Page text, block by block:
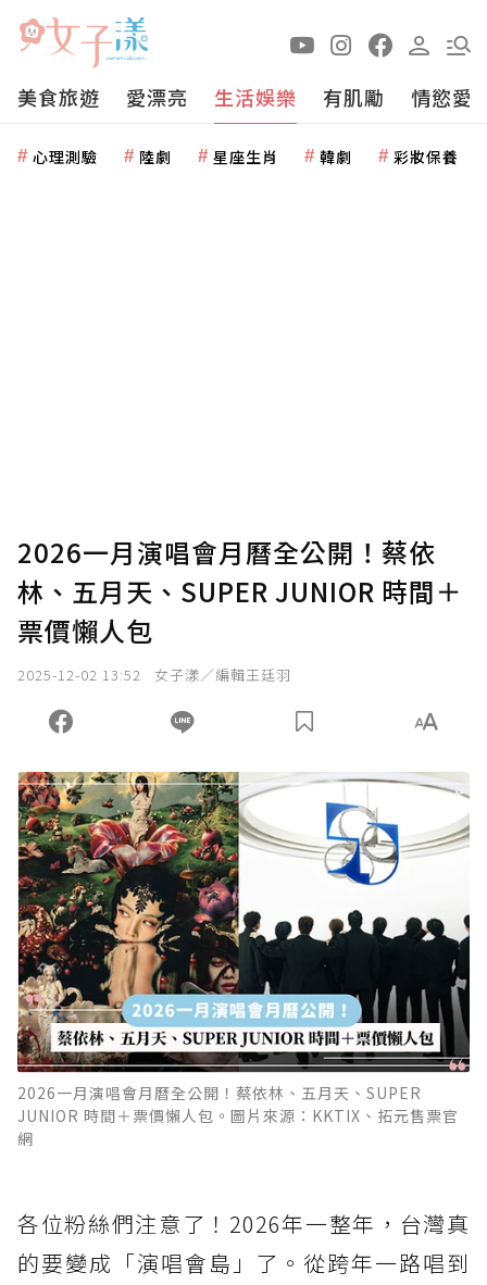
美食旅遊 愛漂亮 生活娛樂 有肌勵 情慾愛
心理測驗 陸劇 星座生肖 韓劇 彩妝保養
2026一月演唱會月曆全公開！蔡依
林、五月天、SUPER JUNIOR 時間＋
票價懶人包
2025-12-02 13:52 女子漾／編輯王廷羽
2026一月演唱會月曆全公開！蔡依林、五月天、SUPER
JUNIOR 時間＋票價懶人包。圖片來源：KKTIX、拓元售票官
網
各位粉絲們注意了！2026年一整年，台灣真
的要變成「演唱會島」了。從跨年一路唱到